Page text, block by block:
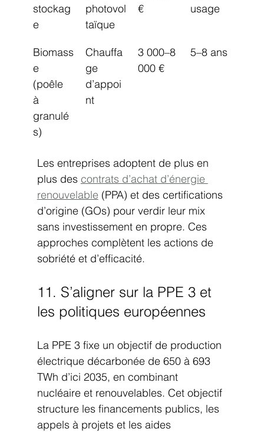
stockag
e
photovol
taïque
€
usage
Biomass
e
(poêle
à
granulé
s)
Chauffa
ge
d’appoi
nt
3 000–8
000 €
5–8 ans
Les entreprises adoptent de plus en
plus des contrats d’achat d’énergie
renouvelable (PPA) et des certifications
d’origine (GOs) pour verdir leur mix
sans investissement en propre. Ces
approches complètent les actions de
sobriété et d’efficacité.
11. S’aligner sur la PPE 3 et
les politiques européennes
La PPE 3 fixe un objectif de production
électrique décarbonée de 650 à 693
TWh d’ici 2035, en combinant
nucléaire et renouvelables. Cet objectif
structure les financements publics, les
appels à projets et les aides